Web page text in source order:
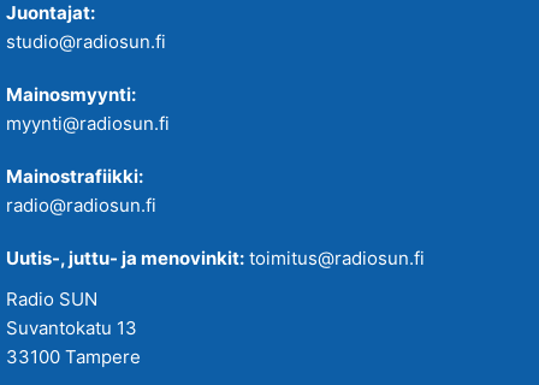
Juontajat:
studio@radiosun.fi
Mainosmyynti:
myynti@radiosun.fi
Mainostrafiikki:
radio@radiosun.fi
Uutis-, juttu- ja menovinkit: toimitus@radiosun.fi
Radio SUN
Suvantokatu 13
33100 Tampere